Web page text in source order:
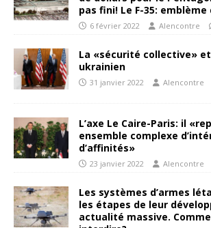
pas fini! Le F-35:
6 février 2022 Alencontre
La «sécurité collective»
ukrainien
31 janvier 2022 Alencontre
L’axe Le Caire-Paris: il
ensemble complexe
d’affinités»
23 janvier 2022 Alencontre
Les systèmes d’armes
les étapes de leur
actualité massive.